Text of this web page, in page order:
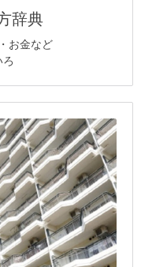
辞典
お金など